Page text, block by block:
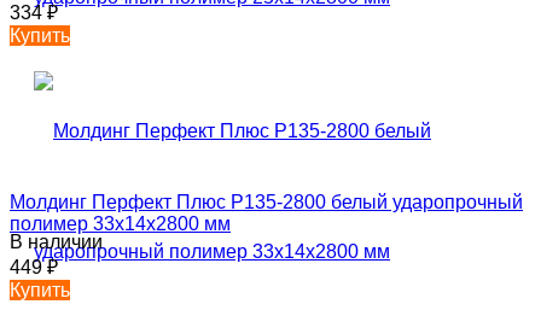
334₽
Купить
Молдинг Перфект Плюс P135-2800 белый ударопрочный
полимер 33х14х2800 мм
В наличии
449₽
Купить